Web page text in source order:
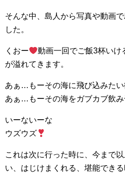
そんな中、島人から写真や動画
した。
くおー
動画一回でご飯3杯いけ
が溢れてきます。
あぁ…もーその海に飛び込みた
あぁ…もーその海をガブカブ飲
いーないーな
ウズウズ
これは次に行った時に、今まで
い、はじけまくれる、堪能でき